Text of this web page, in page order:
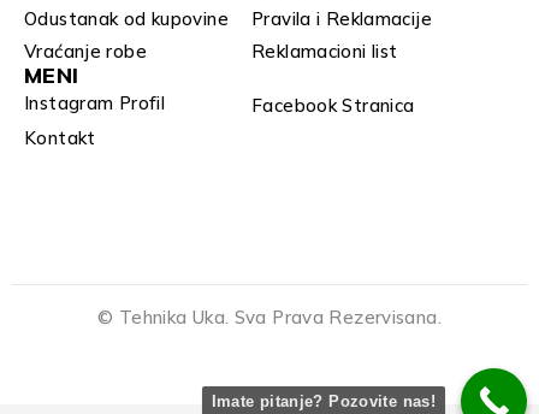
Odustanak od kupovine
Pravila i Reklamacije
Vraćanje robe
Reklamacioni list
MENI
Instagram Profil
Facebook Stranica
Kontakt
© Tehnika Uka. Sva Prava Rezervisana.
Imate pitanje? Pozovite nas!